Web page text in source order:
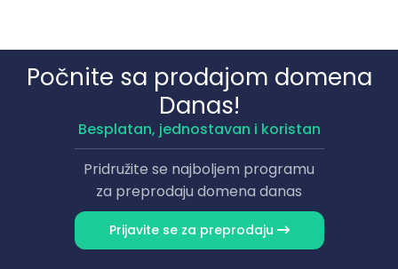
Počnite sa prodajom domena
Danas!
Besplatan, jednostavan i koristan
Pridružite se najboljem programu
za preprodaju domena danas
Prijavite se za preprodaju